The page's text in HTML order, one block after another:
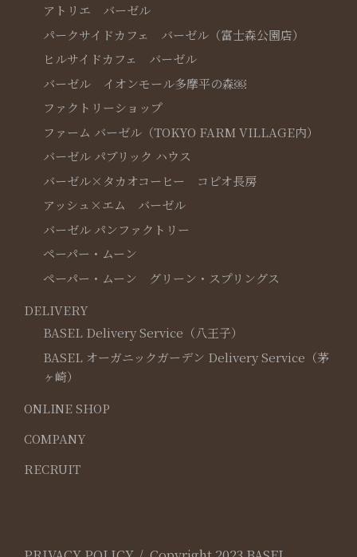
アトリエ バーゼル
パークサイドカフェ バーゼル（富士森公園店）
ヒルサイドカフェ バーゼル
バーゼル イオンモール多摩平の森￼
ファクトリーショップ
ファーム バーゼル（TOKYO FARM VILLAGE内）
バーゼル パブリック ハウス
バーゼル×タカオコーヒー コピオ長房
アッシュ×エム バーゼル
バーゼル パンファクトリー
ペーパー・ムーン
ペーパー・ムーン グリーン・スプリングス
DELIVERY
BASEL Delivery Service（八王子）
BASEL オーガニックガーデン Delivery Service（茅
ヶ崎）
ONLINE SHOP
COMPANY
RECRUIT